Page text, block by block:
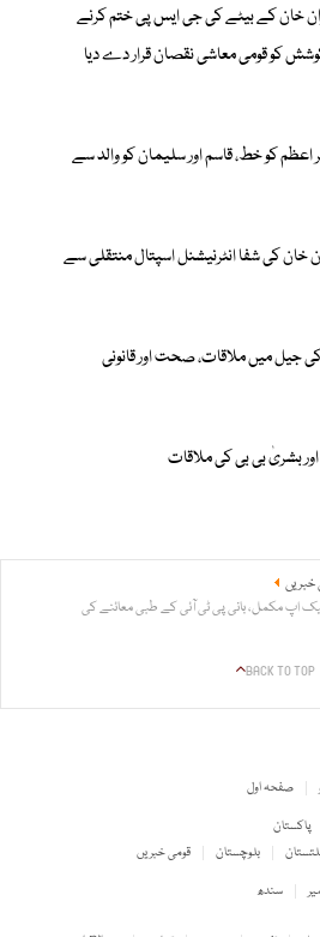
خان کے بیٹے کی جی ایس پی ختم کرنے
کو قومی معاشی نقصان قرار دے دیا
کو خط، قاسم اور سلیمان کو والد سے
خان کی شفا انٹرنیشنل اسپتال منتقلی سے
جیل میں ملاقات، صحت اور قانونی
بشریٰ بی بی کی ملاقات
خبریں
اپ مکمل، بانی پی ٹی آئی کے طبی معائنے کی
BACK TO TOP
صفحہ اول
پاکستان
قومی خبریں
بلوچستان
سندھ